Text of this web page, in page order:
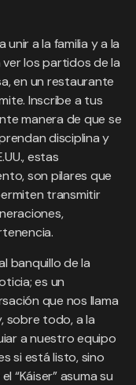
a la familia y a la
los partidos de la
en un restaurante
Inscribe a tus
manera de que se
disciplina y
estas
son pilares que
transmitir
banquillo de la
es un
que nos llama
sobre todo, a la
a nuestro equipo
si está listo, sino
“Káiser” asuma su